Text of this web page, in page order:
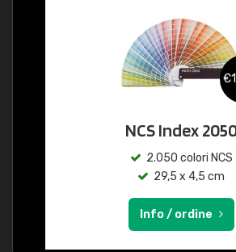
NCS Index
2.050 colori NCS
29,5 x 4,5 cm
Info / ordine